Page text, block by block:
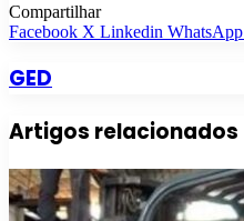
Compartilhar
Facebook X Linkedin WhatsApp
GED
Artigos relacionados